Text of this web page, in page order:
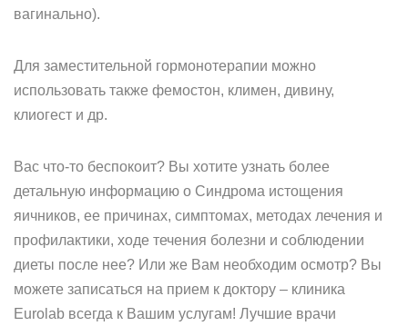
вагинально).
Для заместительной гормонотерапии можно
использовать также фемостон, климен, дивину,
клиогест и др.
Вас что-то беспокоит? Вы хотите узнать более
детальную информацию о Синдрома истощения
яичников, ее причинах, симптомах, методах лечения и
профилактики, ходе течения болезни и соблюдении
диеты после нее? Или же Вам необходим осмотр? Вы
можете записаться на прием к доктору – клиника
Eurolab всегда к Вашим услугам! Лучшие врачи